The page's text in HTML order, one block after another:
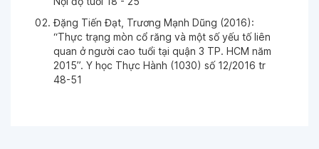
Đặng Tiến Đạt, Trương Mạnh Dũng (2016):
“Thực trạng mòn cổ răng và một số yếu tố liên
quan ở người cao tuổi tại quận 3 TP. HCM năm
2015”. Y học Thực Hành (1030) số 12/2016 tr
48-51
Ngày 22-09-2025